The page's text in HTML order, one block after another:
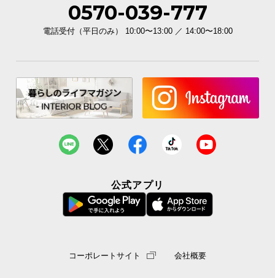
0570-039-777
電話受付（平日のみ） 10:00〜13:00 ／ 14:00〜18:00
公式アプリ
コーポレートサイト 会社概要